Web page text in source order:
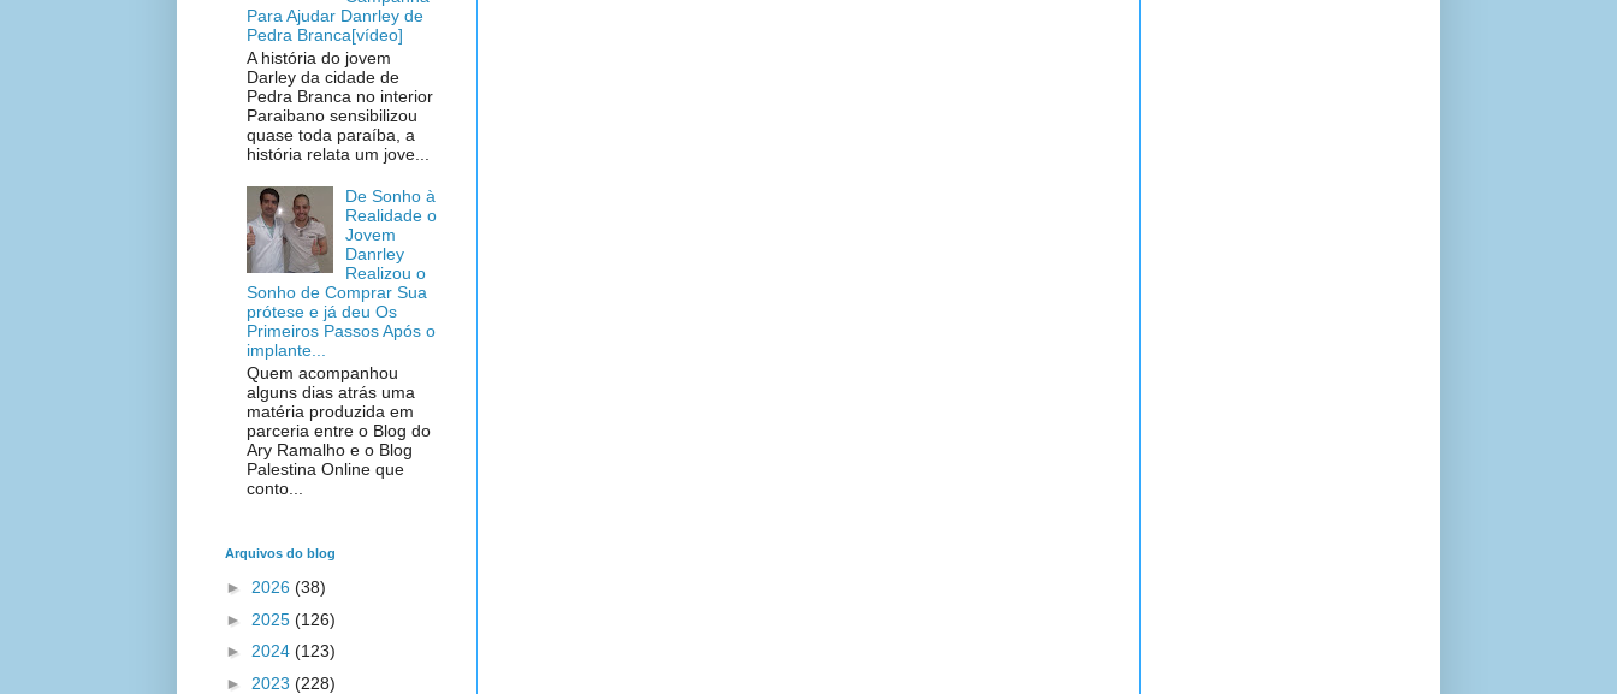
Para Ajudar Danrley de
Pedra Branca[vídeo]
A história do jovem
Darley da cidade de
Pedra Branca no interior
Paraibano sensibilizou
quase toda paraíba, a
história relata um jove...
De Sonho à
Realidade o
Jovem
Danrley
Realizou o
Sonho de Comprar Sua
prótese e já deu Os
Primeiros Passos Após o
implante...
Quem acompanhou
alguns dias atrás uma
matéria produzida em
parceria entre o Blog do
Ary Ramalho e o Blog
Palestina Online que
conto...
Arquivos do blog
► 2026 (38)
► 2025 (126)
► 2024 (123)
► 2023 (228)